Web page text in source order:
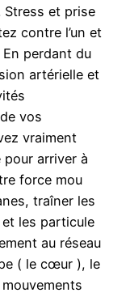
Stress et prise
contre l’un et
perdant du
artérielle et
vos
vraiment
arriver à
force mou
traîner les
les particule
au réseau
( le cœur ), le